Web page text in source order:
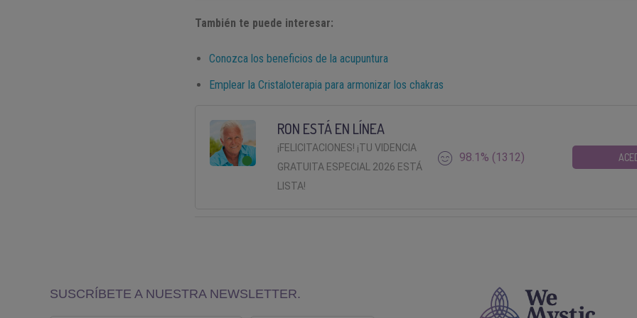
También te puede interesar:
Conozca los beneficios de la acupuntura
Emplear la Cristaloterapia para armonizar los chakras
RON ESTÁ EN LÍNEA
¡FELICITACIONES! ¡TU VIDENCIA
GRATUITA ESPECIAL 2026 ESTÁ
LISTA!
98.1% (1312)